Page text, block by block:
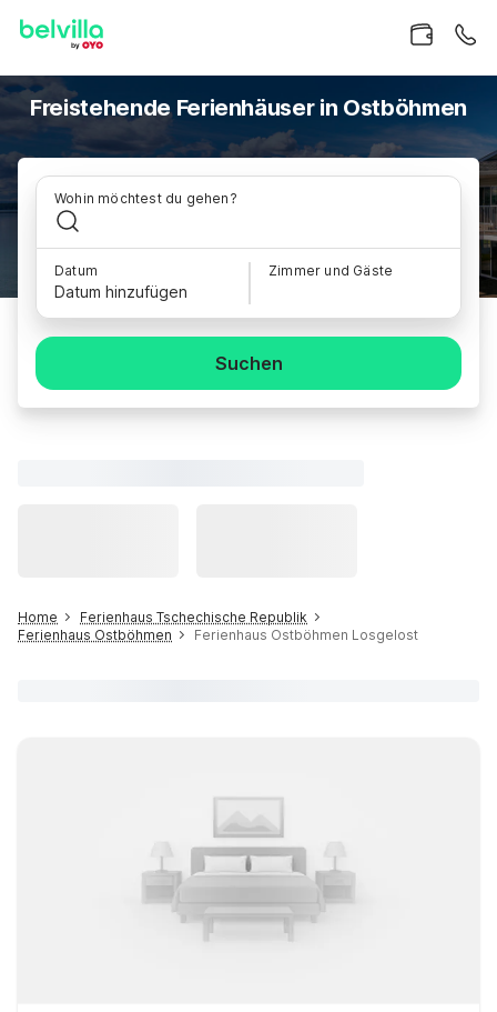
Freistehende Ferienhäuser in Ostböhmen
Wohin möchtest du gehen?
Datum
Datum hinzufügen
Zimmer und Gäste
Suchen
Home
Ferienhaus Tschechische Republik
Ferienhaus Ostböhmen
Ferienhaus Ostböhmen Losgelost